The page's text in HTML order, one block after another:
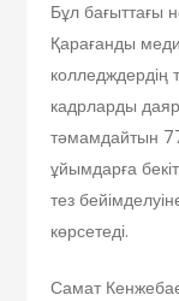
Бұл бағыттағы
Қарағанды
колледждердің
кадрларды
тәмамдайтын
ұйымдарға
тез
көрсетеді.
Самат